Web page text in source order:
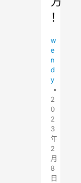
！
w
e
n
d
y
•
2
0
2
3
年
2
月
8
日